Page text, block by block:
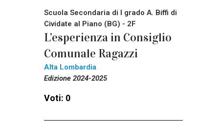
Scuola Secondaria di I grado A. Biffi di
Cividate al Piano (BG) - 2F
L’esperienza in Consiglio
Comunale Ragazzi
Alta Lombardia
Edizione 2024-2025
Voti: 0